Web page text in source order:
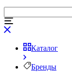
Каталог
Бренды